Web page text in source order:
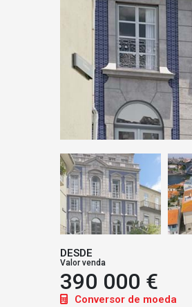
DESDE
Valor venda
390 000 €
Conversor de moeda